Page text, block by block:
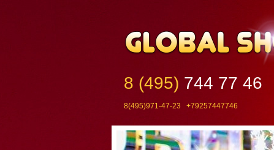
8 (495) 744 77 46
8(495)971-47-23 +79257447746